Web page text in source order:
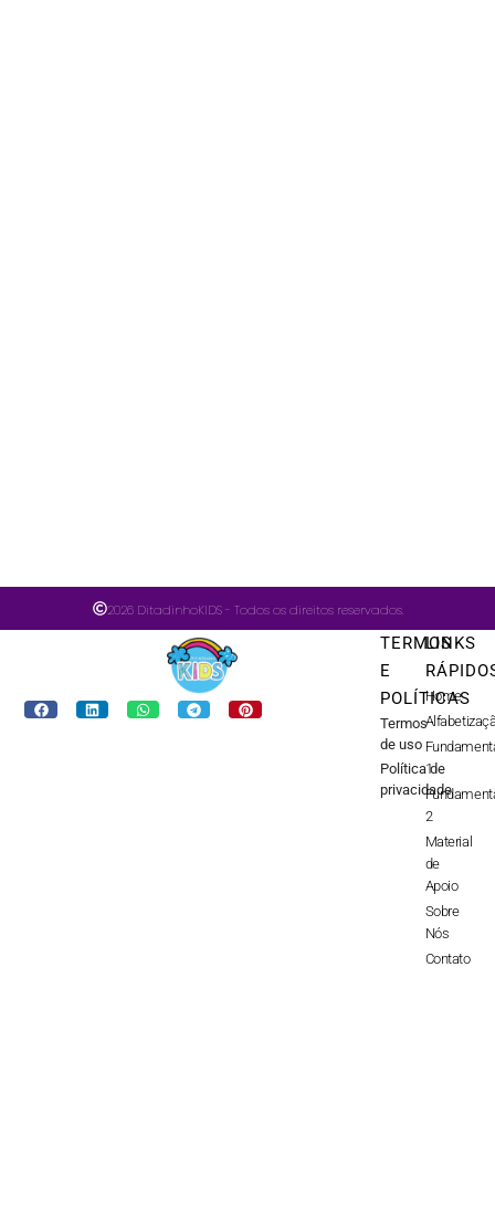
2026 DitadinhoKIDS - Todos os direitos reservados.
TERMOS
E
POLÍTICAS
Termos
de uso
Política de
privacidade
LINKS
Home
1
2
Material
de
Apoio
Sobre
Nós
Contato